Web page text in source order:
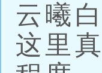
云曦
这里